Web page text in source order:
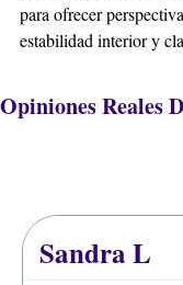
para ofrecer
estabilidad interior y
Opiniones Reales
Sandra L